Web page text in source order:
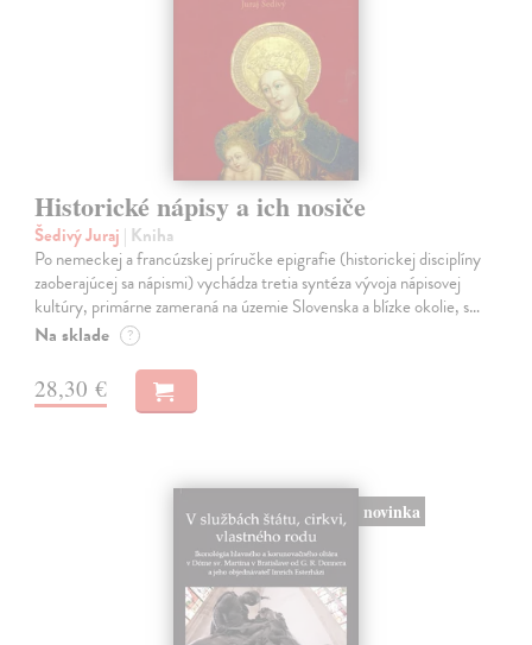
Historické nápisy a ich nosiče
Šedivý Juraj | Kniha
Po nemeckej a francúzskej príručke epigrafie (historickej disciplíny
zaoberajúcej sa nápismi) vychádza tretia syntéza vývoja nápisovej
kultúry, primárne zameraná na územie Slovenska a blízke okolie, s…
Na sklade ?
28,30 €
novinka